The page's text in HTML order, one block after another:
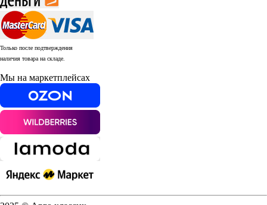
Только после подтверждения
наличия товара на складе.
Мы на маркетплейсах